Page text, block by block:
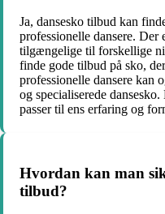
Ja, dansesko tilbud kan
professionelle dansere.
tilgængelige til forskellige
finde gode tilbud på sko,
professionelle dansere kan
og specialiserede
passer til ens erfaring og
Hvordan kan man
tilbud?